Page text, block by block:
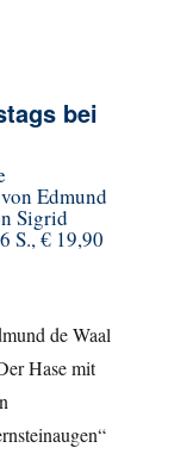
bei
Edmund
Sigrid
S., € 19,90
de Waal
Hase mit